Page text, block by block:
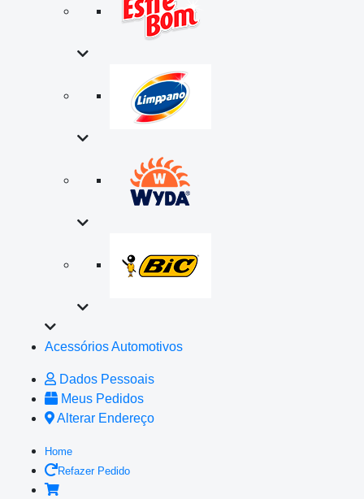
Acessórios Automotivos
Dados Pessoais
Meus Pedidos
Alterar Endereço
Home
Refazer Pedido